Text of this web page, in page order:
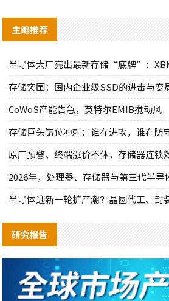
主编推荐
半导体大厂亮出最新存储“底牌”：
存储突围：国内企业级SSD的进击与变
CoWoS产能告急，英特尔EMIB搅动风
存储巨头错位冲刺：谁在进攻，谁在防
原厂预警、终端涨价不休，存储器连锁
2026年，处理器、存储器与第三代半导
半导体迎新一轮扩产潮？晶圆代工、封
研究报告